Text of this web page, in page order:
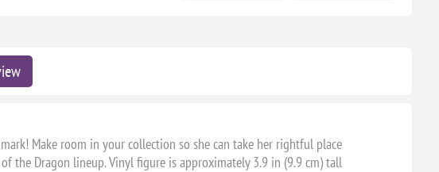
Make room in your collection so she can take her rightful place
the Dragon lineup. Vinyl figure is approximately 3.9 in (9.9 cm) tall.